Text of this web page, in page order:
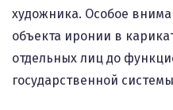
художника. Особое
объекта иронии в
отдельных лиц до
государственной